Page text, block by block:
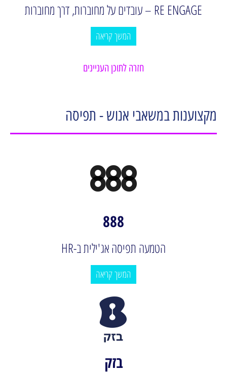
RE ENGAGE – עובדים על מחוברות, דרך מחוברות
המשך קריאה
חזרה לתוכן העניינים
מקצוענות במשאבי אנוש - תפיסה
888
הטמעה תפיסה אג'ילית ב-HR
המשך קריאה
בזק